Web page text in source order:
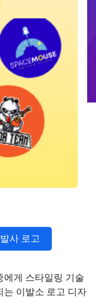
사 로고
에게 스타일링 기술
는 이발소 로고 디자